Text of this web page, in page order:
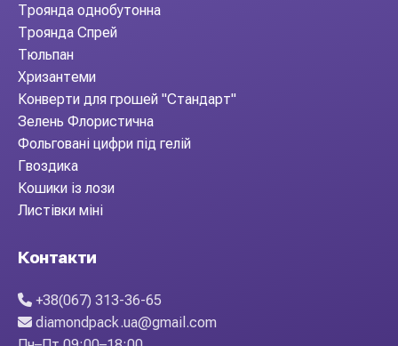
Троянда однобутонна
Троянда Спрей
Тюльпан
Хризантеми
Конверти для грошей "Стандарт"
Зелень Флористична
Фольговані цифри під гелій
Гвоздика
Кошики із лози
Листівки міні
Контакти
+38(067) 313-36-65
diamondpack.ua@gmail.com